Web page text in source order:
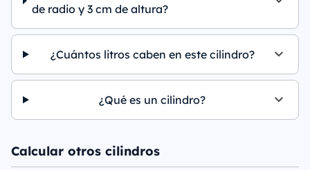
de radio y 3 cm de altura?
¿Cuántos litros caben en este cilindro?
¿Qué es un cilindro?
Calcular otros cilindros